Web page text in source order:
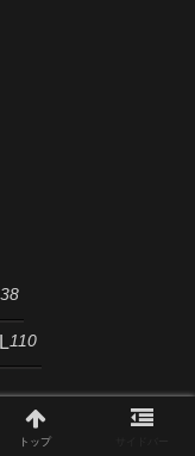
110
トップ